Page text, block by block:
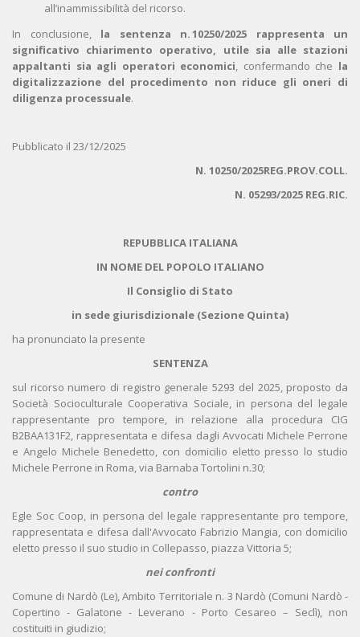
all’inammissibilità del ricorso.
In conclusione, la sentenza n. 10250/2025 rappresenta un
significativo chiarimento operativo, utile sia alle stazioni
appaltanti sia agli operatori economici, confermando che la
digitalizzazione del procedimento non riduce gli oneri di
diligenza processuale.
Pubblicato il 23/12/2025
N. 10250/2025REG.PROV.COLL.
N. 05293/2025 REG.RIC.
REPUBBLICA ITALIANA
IN NOME DEL POPOLO ITALIANO
Il Consiglio di Stato
in sede giurisdizionale (Sezione Quinta)
ha pronunciato la presente
SENTENZA
sul ricorso numero di registro generale 5293 del 2025, proposto da
Società Socioculturale Cooperativa Sociale, in persona del legale
rappresentante pro tempore, in relazione alla procedura CIG
B2BAA131F2, rappresentata e difesa dagli Avvocati Michele Perrone
e Angelo Michele Benedetto, con domicilio eletto presso lo studio
Michele Perrone in Roma, via Barnaba Tortolini n.30;
contro
Egle Soc Coop, in persona del legale rappresentante pro tempore,
rappresentata e difesa dall'Avvocato Fabrizio Mangia, con domicilio
eletto presso il suo studio in Collepasso, piazza Vittoria 5;
nei confronti
Comune di Nardò (Le), Ambito Territoriale n. 3 Nardò (Comuni Nardò -
Copertino - Galatone - Leverano - Porto Cesareo – Seclì), non
costituiti in giudizio;